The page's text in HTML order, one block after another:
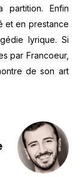
Enfin
et en prestance
lyrique. Si
par Francoeur,
de son art